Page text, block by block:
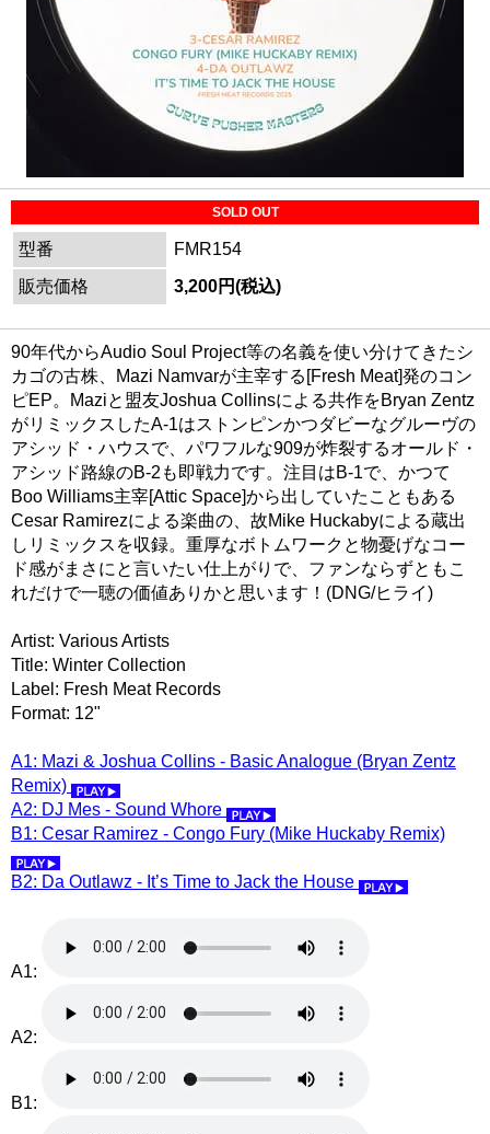
SOLD OUT
型番
FMR154
販売価格
3,200円(税込)
90年代からAudio Soul Project等の名義を使い分けてきたシ
カゴの古株、Mazi Namvarが主宰する[Fresh Meat]発のコン
ピEP。Maziと盟友Joshua Collinsによる共作をBryan Zentz
がリミックスしたA-1はストンピンかつダビーなグルーヴの
アシッド・ハウスで、パワフルな909が炸裂するオールド・
アシッド路線のB-2も即戦力です。注目はB-1で、かつて
Boo Williams主宰[Attic Space]から出していたこともある
Cesar Ramirezによる楽曲の、故Mike Huckabyによる蔵出
しリミックスを収録。重厚なボトムワークと物憂げなコー
ド感がまさにと言いたい仕上がりで、ファンならずともこ
れだけで一聴の価値ありかと思います！(DNG/ヒライ)
Artist: Various Artists
Title: Winter Collection
Label: Fresh Meat Records
Format: 12"
A1: Mazi & Joshua Collins - Basic Analogue (Bryan Zentz
Remix)
A2: DJ Mes - Sound Whore
B1: Cesar Ramirez - Congo Fury (Mike Huckaby Remix)
B2: Da Outlawz - It’s Time to Jack the House
A1:
A2:
B1: